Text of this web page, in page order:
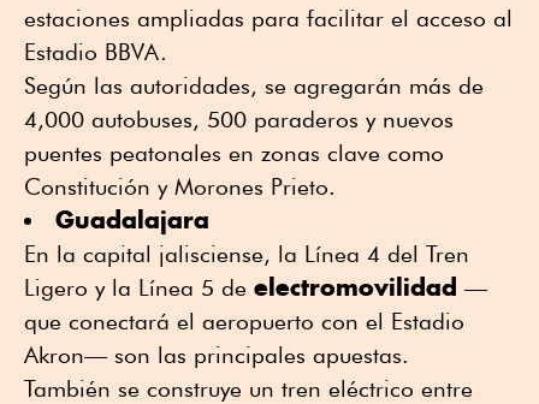
estaciones ampliadas para facilitar el acceso al
Estadio BBVA.
Según las autoridades, se agregarán más de
4,000 autobuses, 500 paraderos y nuevos
puentes peatonales en zonas clave como
Constitución y Morones Prieto.
Guadalajara
En la capital jalisciense, la Línea 4 del Tren
Ligero y la Línea 5 de electromovilidad —
que conectará el aeropuerto con el Estadio
Akron— son las principales apuestas.
También se construye un tren eléctrico entre